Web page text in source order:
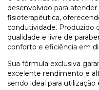
desenvolvido para
fisioterapêutica,
condutividade. Produzido
qualidade e livre de
conforto e eficiência em
Sua fórmula exclusiva
excelente rendimento e
sendo ideal para